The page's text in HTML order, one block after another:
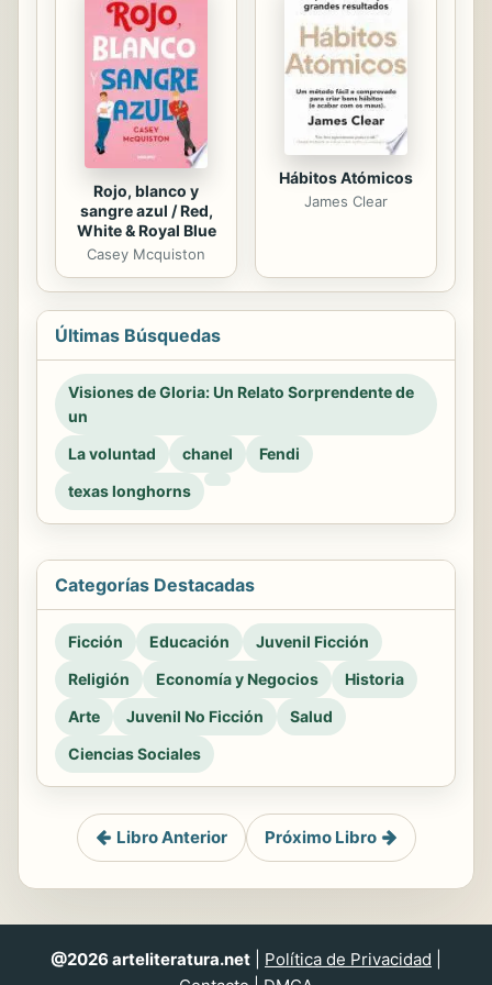
Rojo, blanco y
sangre azul / Red,
White & Royal Blue
Casey Mcquiston
Hábitos Atómicos
James Clear
Últimas Búsquedas
Visiones de Gloria: Un Relato Sorprendente de
un
La voluntad
chanel
Fendi
texas longhorns
Categorías Destacadas
Ficción Educación
Juvenil Ficción
Religión
Economía y Negocios
Historia
Arte
Juvenil No Ficción
Salud
Ciencias Sociales
Libro Anterior Próximo Libro
@2026 arteliteratura.net Política de Privacidad